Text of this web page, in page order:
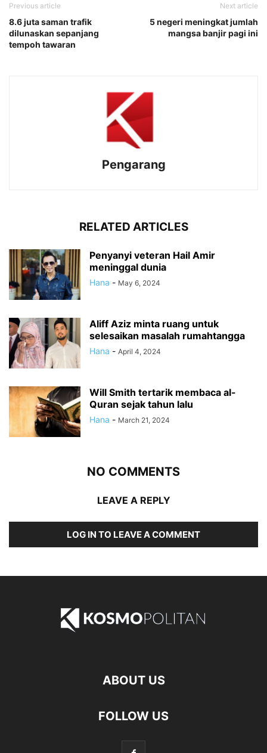
Previous article
8.6 juta saman trafik
dilunaskan sepanjang
tempoh tawaran
Next article
5 negeri meningkat jumlah
mangsa banjir pagi ini
Pengarang
RELATED ARTICLES
Penyanyi veteran Hail Amir
meninggal dunia
Hana - May 6, 2024
Aliff Aziz minta ruang untuk
selesaikan masalah rumahtangga
Hana - April 4, 2024
Will Smith tertarik membaca al-
Quran sejak tahun lalu
Hana - March 21, 2024
NO COMMENTS
LEAVE A REPLY
LOG IN TO LEAVE A COMMENT
ABOUT US
FOLLOW US